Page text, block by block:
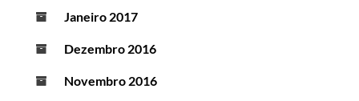
Janeiro 2017
Dezembro 2016
Novembro 2016